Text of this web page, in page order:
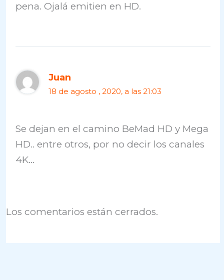
pena. Ojalá emitien en HD.
Juan
18 de agosto , 2020, a las 21:03
Se dejan en el camino BeMad HD y Mega
HD.. entre otros, por no decir los canales
4K…
Los comentarios están cerrados.